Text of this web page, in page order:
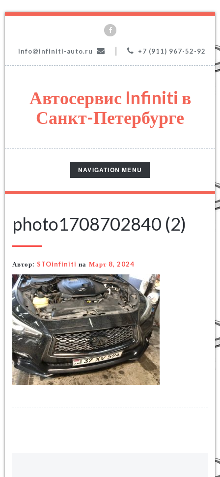
info@infiniti-auto.ru +7 (911) 967-52-92
Автосервис Infiniti в
Санкт-Петербурге
TOGGLE
NAVIGATION
NAVIGATION MENU
photo1708702840 (2)
Автор: STOinfiniti на Март 8, 2024